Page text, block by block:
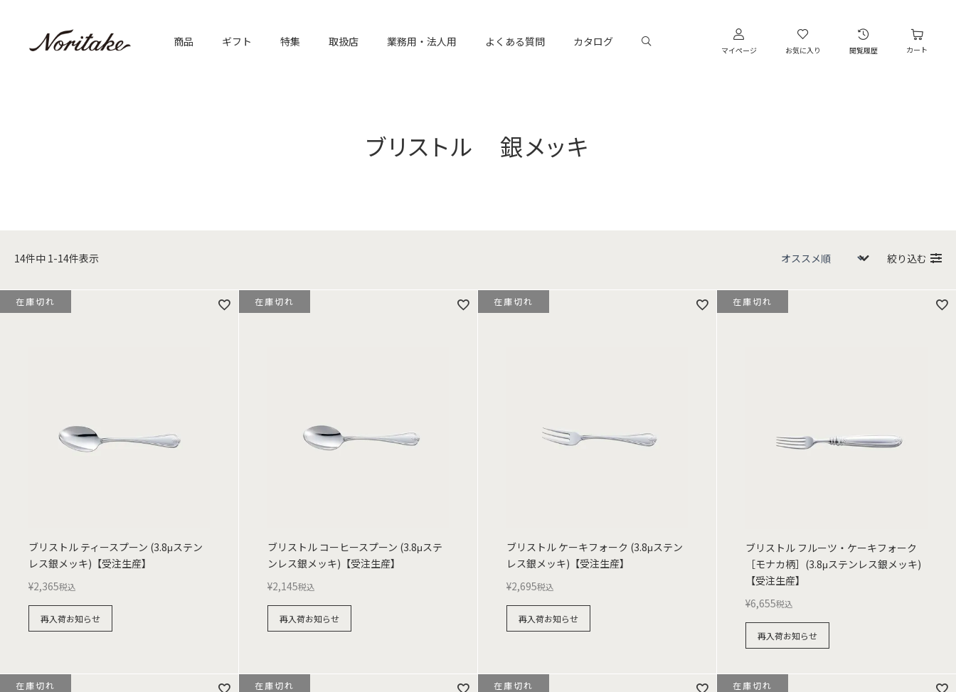
商品 ギフト 特集 取扱店 業務用・法人用 よくある質問 カタログ
マイページ お気に入り 閲覧履歴 カート
ブリストル 銀メッキ
14件中 1-14件表示 絞り込む
ブリストル ティースプーン (3.8μステン
レス銀メッキ)【受注生産】
¥2,365税込
再入荷お知らせ
在庫切れ
ブリストル コーヒースプーン (3.8μステ
ンレス銀メッキ)【受注生産】
¥2,145税込
再入荷お知らせ
在庫切れ
ブリストル ケーキフォーク (3.8μステン
レス銀メッキ)【受注生産】
¥2,695税込
再入荷お知らせ
在庫切れ
ブリストル フルーツ・ケーキフォーク
［モナカ柄］(3.8μステンレス銀メッキ)
【受注生産】
¥6,655税込
再入荷お知らせ
在庫切れ
在庫切れ 在庫切れ 在庫切れ 在庫切れ